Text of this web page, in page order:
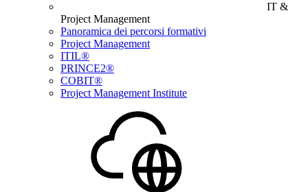
IT &
Project Management
Panoramica dei percorsi formativi
Project Management
ITIL®
PRINCE2®
COBIT®
Project Management Institute